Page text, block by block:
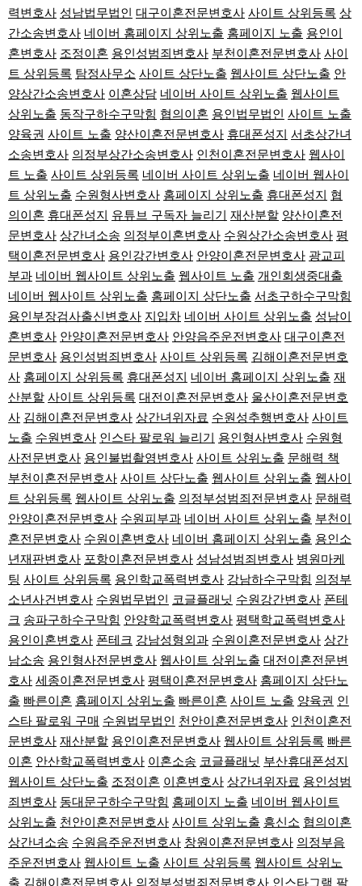
력변호사 성남법무법인 대구이혼전문변호사 사이트 상위등록 상
간소송변호사 네이버 홈페이지 상위노출 홈페이지 노출 용인이
혼변호사 조정이혼 용인성범죄변호사 부천이혼전문변호사 사이
트 상위등록 탐정사무소 사이트 상단노출 웹사이트 상단노출 안
양상간소송변호사 이혼상담 네이버 사이트 상위노출 웹사이트
상위노출 동작구하수구막힘 협의이혼 용인법무법인
사이트 노출
양육권 사이트 노출 양산이혼전문변호사 휴대폰성지 서초상간녀
소송변호사 의정부상간소송변호사 인천이혼전문변호사 웹사이
트 노출 사이트 상위등록 네이버 사이트 상위노출 네이버 웹사이
트 상위노출 수원형사변호사 홈페이지 상위노출 휴대폰성지
협
의이혼 휴대폰성지 유튜브 구독자 늘리기 재산분할 양산이혼전
문변호사 상간녀소송 의정부이혼변호사 수원상간소송변호사 평
택이혼전문변호사 용인강간변호사 안양이혼전문변호사 광교피
부과 네이버 웹사이트 상위노출 웹사이트 노출 개인회생중대출
네이버 웹사이트 상위노출 홈페이지 상단노출 서초구하수구막힘
용인부장검사출신변호사 지입차 네이버 사이트 상위노출 성남이
혼변호사 안양이혼전문변호사 안양음주운전변호사 대구이혼전
문변호사 용인성범죄변호사 사이트 상위등록 김해이혼전문변호
사 홈페이지 상위등록 휴대폰성지 네이버 홈페이지 상위노출 재
산분할 사이트 상위등록 대전이혼전문변호사 울산이혼전문변호
사 김해이혼전문변호사 상간녀위자료 수원성추행변호사 사이트
노출 수원변호사 인스타 팔로워 늘리기 용인형사변호사 수원형
사전문변호사 용인불법촬영변호사 사이트 상위노출 문해력 책
부천이혼전문변호사 사이트 상단노출 웹사이트 상위노출 웹사이
트 상위등록 웹사이트 상위노출 의정부성범죄전문변호사 문해력
안양이혼전문변호사 수원피부과 네이버 사이트 상위노출 부천이
혼전문변호사 수원이혼변호사 네이버 홈페이지 상위노출 용인소
년재판변호사 포항이혼전문변호사 성남성범죄변호사 병원마케
팅 사이트 상위등록 용인학교폭력변호사 강남하수구막힘 의정부
소년사건변호사 수원법무법인 코글플래닛 수원강간변호사 폰테
크 송파구하수구막힘 안양학교폭력변호사 평택학교폭력변호사
용인이혼변호사 폰테크 강남성형외과 수원이혼전문변호사 상간
남소송 용인형사전문변호사 웹사이트 상위노출 대전이혼전문변
호사 세종이혼전문변호사 평택이혼전문변호사 홈페이지 상단노
출 빠른이혼 홈페이지 상위노출 빠른이혼 사이트 노출 양육권 인
스타 팔로워 구매 수원법무법인 천안이혼전문변호사 인천이혼전
문변호사 재산분할 용인이혼전문변호사 웹사이트 상위등록 빠른
이혼 안산학교폭력변호사 이혼소송 코글플래닛 부산휴대폰성지
웹사이트 상단노출 조정이혼 이혼변호사 상간녀위자료 용인성범
죄변호사 동대문구하수구막힘 홈페이지 노출 네이버 웹사이트
상위노출 천안이혼전문변호사 사이트 상위노출 흥신소 협의이혼
상간녀소송 수원음주운전변호사 창원이혼전문변호사 의정부음
주운전변호사 웹사이트 노출 사이트 상위등록 웹사이트 상위노
출 김해이혼전문변호사 의정부성범죄전문변호사 인스타그램 팔